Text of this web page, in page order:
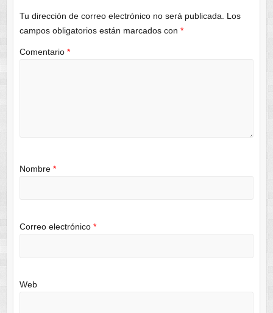
Tu dirección de correo electrónico no será publicada.
Los
campos obligatorios están marcados con *
Comentario *
Nombre *
Correo electrónico *
Web